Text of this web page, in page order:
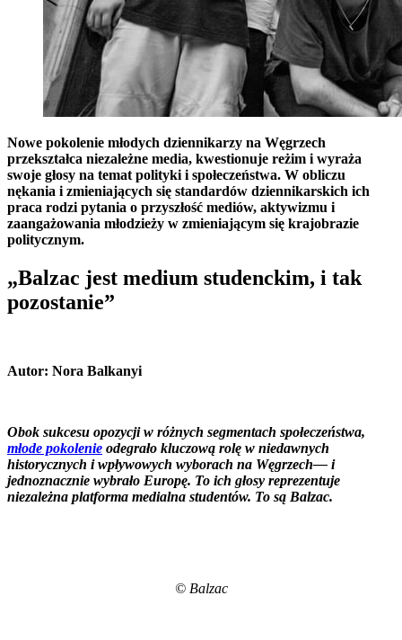
Nowe pokolenie młodych dziennikarzy na Węgrzech
przekształca niezależne media, kwestionuje reżim i wyraża
swoje głosy na temat polityki i społeczeństwa. W obliczu
nękania i zmieniających się standardów dziennikarskich ich
praca rodzi pytania o przyszłość mediów, aktywizmu i
zaangażowania młodzieży w zmieniającym się krajobrazie
politycznym.
„Balzac jest medium studenckim, i tak
pozostanie”
Autor: Nora Balkanyi
Obok sukcesu opozycji w różnych segmentach społeczeństwa,
młode pokolenie odegrało kluczową rolę w niedawnych
historycznych i wpływowych wyborach na Węgrzech— i
jednoznacznie wybrało Europę. To ich głosy reprezentuje
niezależna platforma medialna studentów. To są Balzac.
© Balzac